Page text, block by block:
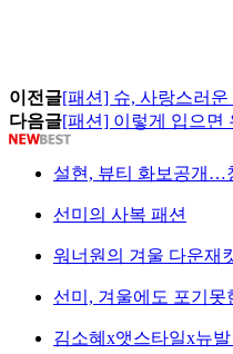
이전글[패션] 슈, 사랑스러
다음글[패션] 이렇게 입으면
설현, 뷰티 화보공개…
선미의 사복 패션
워너원의 겨울 다운재
선미, 겨울에도 포기못
김소혜x앳스타일x뉴